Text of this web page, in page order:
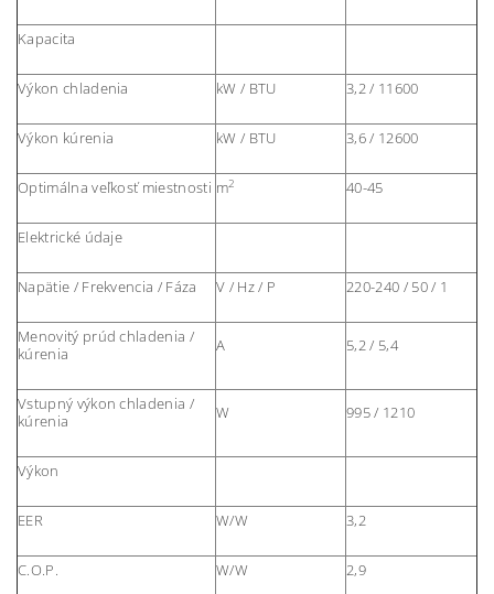
Kapacita
Výkon chladenia kW / BTU 3,2 / 11600
Výkon kúrenia kW / BTU 3,6 / 12600
Optimálna veľkosť miestnosti m2 40-45
Elektrické údaje
Napätie / Frekvencia / Fáza V / Hz / P 220-240 / 50 / 1
Menovitý prúd chladenia /
kúrenia
A 5,2 / 5,4
Vstupný výkon chladenia /
kúrenia
W 995 / 1210
Výkon
EER W/W 3,2
C.O.P. W/W 2,9